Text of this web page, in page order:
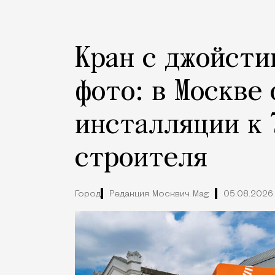
Кран с
фото: в Москве
инсталляции к
строителя
Город Редакция Москвич Mag 05.08.2026